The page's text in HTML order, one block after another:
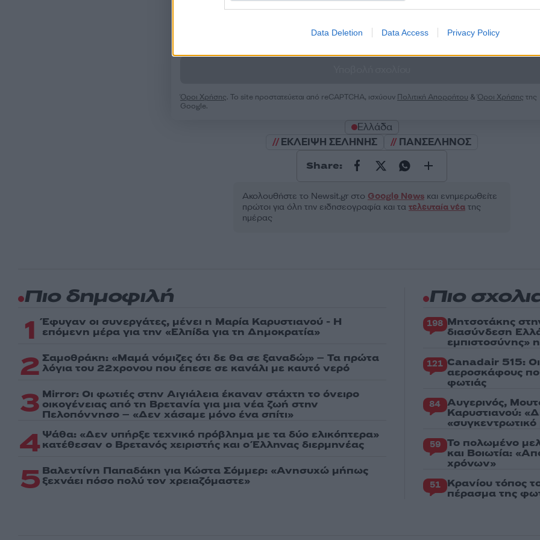
Data Deletion Data Access Privacy Policy
Όροι Χρήσης. Το site προστατεύεται από reCAPTCHA, ισχύουν Πολιτική Απορρήτου &Όροι Χρήσης της
Google.
Ελλάδα
ΕΚΛΕΙΨΗ ΣΕΛΗΝΗΣ
ΠΑΝΣΕΛΗΝΟΣ
Share:
Ακολουθήστε το Νewsit.gr στο Google Newsκαι ενημερωθείτε
πρώτοι για όλη την ειδησεογραφία και τα τελευταία νέατης
ημέρας
Πιο δημοφιλή
1 Έφυγαν οι συνεργάτες, μένει η Μαρία Καρυστιανού - Η
επόμενη μέρα για την «Ελπίδα για τη Δημοκρατία»
2 Σαμοθράκη: «Μαμά νόμιζες ότι δε θα σε ξαναδώ;» – Τα πρώτα
λόγια του 22χρονου που έπεσε σε κανάλι με καυτό νερό
3 Mirror: Οι φωτιές στην Αιγιάλεια έκαναν στάχτη το όνειρο
οικογένειας από τη Βρετανία για μια νέα ζωή στην
Πελοπόννησο – «Δεν χάσαμε μόνο ένα σπίτι»
4 Ψάθα: «Δεν υπήρξε τεχνικό πρόβλημα με τα δύο ελικόπτερα»
κατέθεσαν ο Βρετανός χειριστής και ο Έλληνας διερμηνέας
5 Βαλεντίνη Παπαδάκη για Κώστα Σόμμερ: «Ανησυχώ μήπως
ξεχνάει πόσο πολύ τον χρειαζόμαστε»
Πιο
198 Μητσοτάκης
διασύνδεση
εμπιστοσύνης»
121 Canadair 515:
αεροσκάφους
φωτιάς
84 Αυγερινός,
Καρυστιανού:
59 Το πολωμένο
και Βοιωτία:
χρόνων»
51 Κρανίου τόπος
πέρασμα της